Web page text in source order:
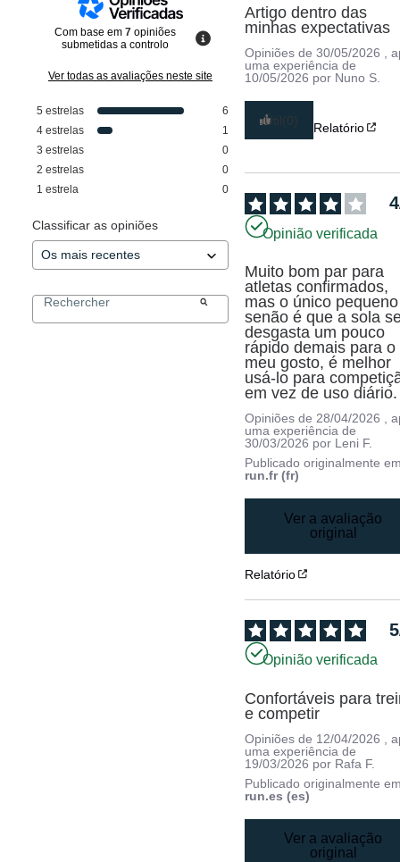
Com base em 7 opiniões
submetidas a controlo
Ver todas as avaliações neste site
5 estrelas
6
4 estrelas
1
3 estrelas
0
2 estrelas
0
1 estrela 0
Classificar as opiniões
Artigo dentro das
minhas expectativas
Opiniões de30/05/2026
,
uma experiência de
10/05/2026 por Nuno S.
Útil(0) Relatório
4
Opinião verificada
Muito bom par para
atletas confirmados,
mas o único pequeno
senão é que a sola
desgasta um pouco
rápido demais para o
meu gosto, é melhor
usá-lo para
em vez de uso diário.
Opiniões de28/04/2026 ,
uma experiência de
30/03/2026 por Leni F.
Publicado originalmente
run.fr (fr)
Ver a avaliação
original
Relatório
5
Opinião verificada
Confortáveis para
e competir
Opiniões de 12/04/2026
,
uma experiência de
19/03/2026 por Rafa F.
Publicado originalmente
run.es (es)
Ver a avaliação
original